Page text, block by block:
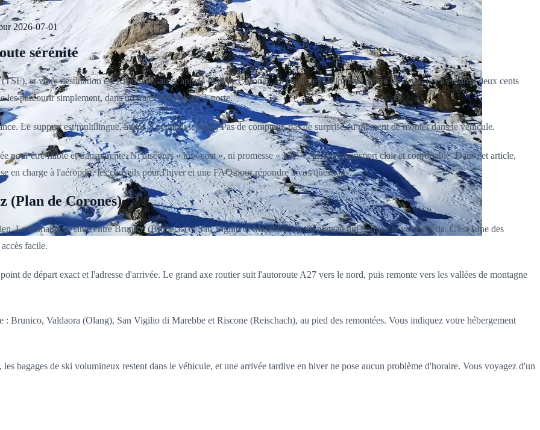
2026-07-01
sérénité
et votre destination est Kronplatz, aussi appelé Plan de Corones, au cœur des Dolomites. Entre les deux, il y a environ deux cents
parcourir simplement, dans un trajet direct porte-à-porte.
Le support est multilingue, avant et pendant le trajet. Pas de compteur, pas de surprise au moment de monter dans le véhicule.
pour être fiable et transparente. Ni discours « low-cost », ni promesse « VIP » : juste un transport clair et confortable. Dans cet article,
en charge à l'aéroport, les conseils pour l'hiver et une FAQ pour répondre à vos questions.
de Corones)
Le domaine se situe entre Brunico (Bruneck) et San Vigilio di Marebbe, sur un plateau qui domine le val Pusteria. C'est l'une des
facile.
de départ exact et l'adresse d'arrivée. Le grand axe routier suit l'autoroute A27 vers le nord, puis remonte vers les vallées de montagne
Brunico, Valdaora (Olang), San Vigilio di Marebbe et Riscone (Reischach), au pied des remontées. Vous indiquez votre hébergement
bagages de ski volumineux restent dans le véhicule, et une arrivée tardive en hiver ne pose aucun problème d'horaire. Vous voyagez d'un